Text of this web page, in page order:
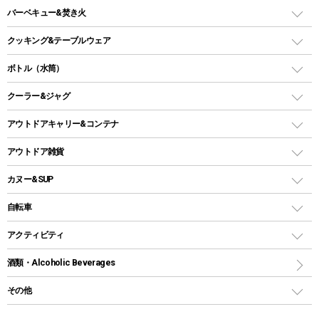
タープ
スクエアタープ（レクタタープ）
メッシュタープ
自立式タープ
パラソル
テントアクセサリー
ペグ
グランドシート
ガイドロープ
ツール
ガスランタン
オイルランタン
LEDライト
ヘッドライト
キャンドル
ガスバーナー
ガス缶
ガストーチ、ライター
バーベキュー&焚き火
バーベキューコンロ、グリル
焚き火台タイプ（ロースタイル）グリル
卓上タイプグリル
パーティータイプグリル
鉄板、アミ
焚き火台&ストーブ
火起こし
バーベキューツール
クッキング&テーブルウェア
ダッチオーブン
ホットサンドメーカー
クッカーセット
シェラカップ
クッキングツール
ナイフ
カトラリー
ボトル（水筒）
ステンレスボトル
コップ付きタイプ
ワンタッチタイプ
プラスチックボトル
ディズニーボトル
クーラー&ジャグ
クーラーボックス
クーラーバッグ
ウォータージャグ
保冷剤
アウトドアキャリー&コンテナ
アウトドアキャリー
アウトドア雑貨
バックパック&バッグ
リュック、バックパック
トートバッグ、サコッシュ
ショッピングキャリー
その他アウトドア雑貨
カヌー&SUP
インフレータブル
カヤック
パドル
自転車
折りたたみ自転車
スポーツサイクル
シティサイクル
アクティビティ
マリン
ラッシュガード
酒類・Alcoholic Beverages
その他